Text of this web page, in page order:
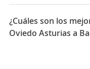
La duración media
Barcelona es 01:30
¿Cuáles son los
Oviedo Asturias a